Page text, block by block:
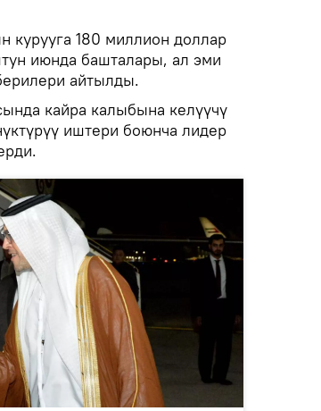
курууга 180 миллион доллар
июнда башталары, ал эми
айтылды.
кайра калыбына келүүчү
иштери боюнча лидер